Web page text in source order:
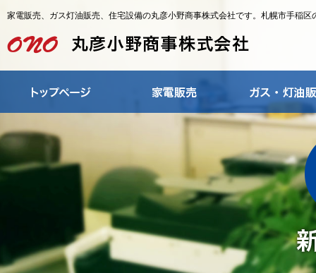
家電販売、ガス灯油販売、住宅設備の丸彦小野商事株式会社です。札幌市手稲区